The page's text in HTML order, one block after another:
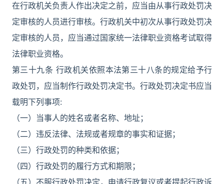
在行政机关负责人作出决定之前，应当由从事行政处罚决
定审核的人员进行审核。行政机关中初次从事行政处罚决
定审核的人员，应当通过国家统一法律职业资格考试取得
法律职业资格。
第三十九条 行政机关依照本法第三十八条的规定给予行
政处罚，应当制作行政处罚决定书。行政处罚决定书应当
载明下列事项:
（一）当事人的姓名或者名称、地址；
（二）违反法律、法规或者规章的事实和证据；
（三）行政处罚的种类和依据；
（四）行政处罚的履行方式和期限；
（五）不服行政处罚决定，申请行政复议或者提起行政诉